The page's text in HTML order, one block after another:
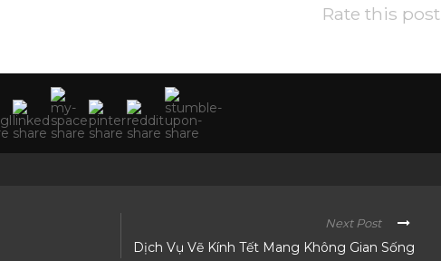
Rate this post
Next Post
Dịch Vụ Vẽ Kính Tết Mang Không Gian Sống